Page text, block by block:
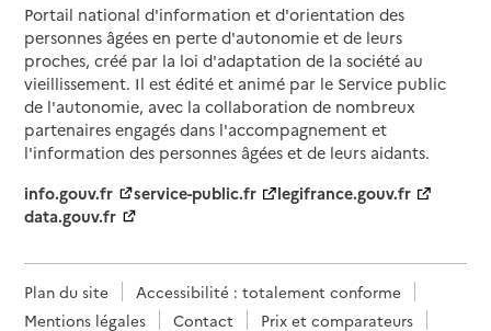
Portail national d'information et d'orientation des
personnes âgées en perte d'autonomie et de leurs
proches, créé par la loi d'adaptation de la société au
vieillissement. Il est édité et animé par le Service public
de l'autonomie, avec la collaboration de nombreux
partenaires engagés dans l'accompagnement et
l'information des personnes âgées et de leurs aidants.
info.gouv.fr
service-public.fr
legifrance.gouv.fr
data.gouv.fr
Plan du site
Accessibilité : totalement conforme
Mentions légales
Contact
Prix et comparateurs